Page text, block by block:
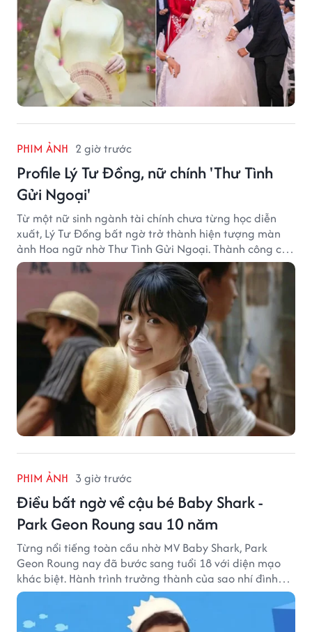
PHIM ẢNH 2 giờ trước
Profile Lý Tư Đồng, nữ chính 'Thư Tình
Gửi Ngoại'
Từ một nữ sinh ngành tài chính chưa từng học diễn
xuất, Lý Tư Đồng bất ngờ trở thành hiện tượng màn
ảnh Hoa ngữ nhờ Thư Tình Gửi Ngoại. Thành công của
bộ phim doanh thu hơn 8.100 tỷ đồng đã mở ra bước
ngoặt lớn trong cuộc đời cô gái sinh năm 2004.
PHIM ẢNH 3 giờ trước
Điều bất ngờ về cậu bé Baby Shark -
Park Geon Roung sau 10 năm
Từng nổi tiếng toàn cầu nhờ MV Baby Shark, Park
Geon Roung nay đã bước sang tuổi 18 với diện mạo
khác biệt. Hành trình trưởng thành của sao nhí đình
đám một thời đang thu hút sự quan tâm của nhiều